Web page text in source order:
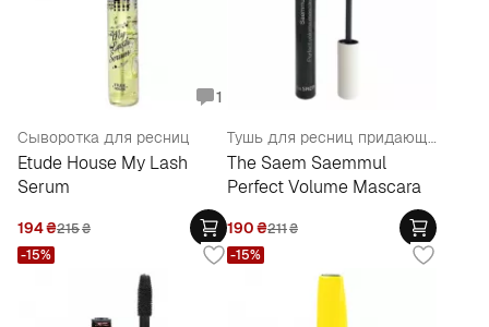
1
Сыворотка для ресниц
Etude House My Lash
Serum
194₴215₴
Тушь для ресниц придающая объем
The Saem Saemmul
Perfect Volume Mascara
190₴211₴
-15% -15%